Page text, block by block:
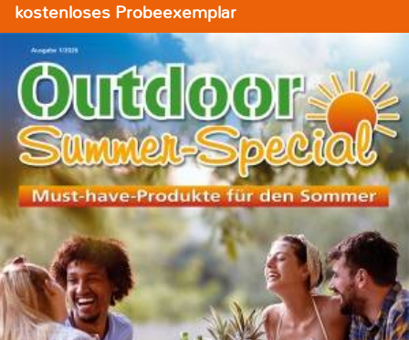
kostenloses Probeexemplar